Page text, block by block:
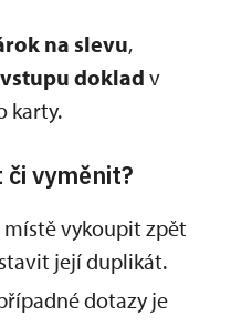
na slevu,
dokladv
karty.
vyměnit?
místě vykoupit zpět
její duplikát.
dotazy je